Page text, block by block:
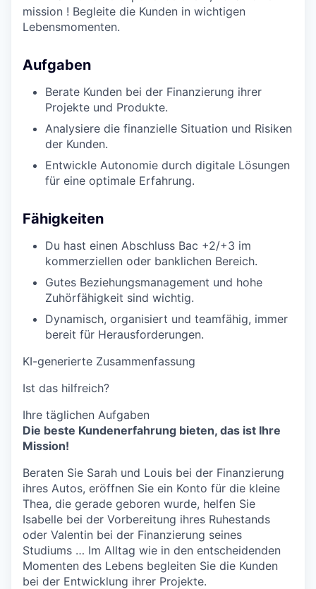
mission ! Begleite die Kunden in wichtigen
Lebensmomenten.
Aufgaben
Berate Kunden bei der Finanzierung ihrer
Projekte und Produkte.
Analysiere die finanzielle Situation und Risiken
der Kunden.
Entwickle Autonomie durch digitale Lösungen
für eine optimale Erfahrung.
Fähigkeiten
Du hast einen Abschluss Bac +2/+3 im
kommerziellen oder banklichen Bereich.
Gutes Beziehungsmanagement und hohe
Zuhörfähigkeit sind wichtig.
Dynamisch, organisiert und teamfähig, immer
bereit für Herausforderungen.
KI-generierte Zusammenfassung
Ist das hilfreich?
Ihre täglichen Aufgaben
Die beste Kundenerfahrung bieten, das ist Ihre
Mission!
Beraten Sie Sarah und Louis bei der Finanzierung
ihres Autos, eröffnen Sie ein Konto für die kleine
Thea, die gerade geboren wurde, helfen Sie
Isabelle bei der Vorbereitung ihres Ruhestands
oder Valentin bei der Finanzierung seines
Studiums … Im Alltag wie in den entscheidenden
Momenten des Lebens begleiten Sie die Kunden
bei der Entwicklung ihrer Projekte.